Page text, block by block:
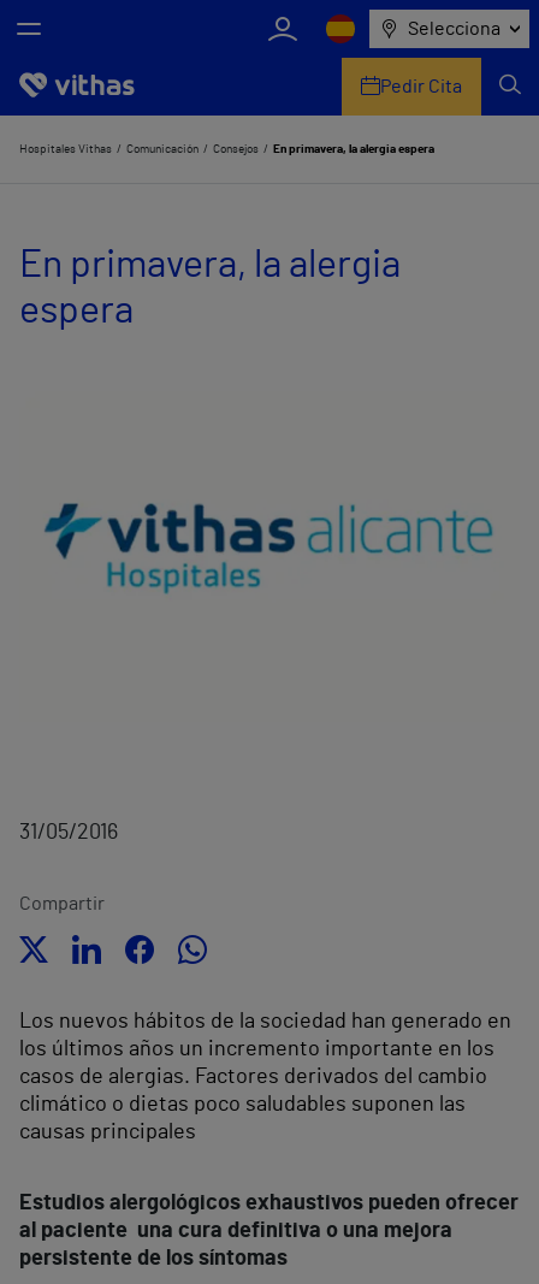
Selecciona
Nosotros
Servicios de salud
Equipo médico y asistencial
Pedir Cita
Hospitales Vithas Comunicación Consejos En primavera, la alergia espera
En primavera, la alergia
espera
31/05/2016
Compartir
Los nuevos hábitos de la sociedad han generado en
los últimos años un incremento importante en los
casos de alergias. Factores derivados del cambio
climático o dietas poco saludables suponen las
causas principales
Estudios alergológicos exhaustivos pueden ofrecer
al paciente una cura definitiva o una mejora
persistente de los síntomas